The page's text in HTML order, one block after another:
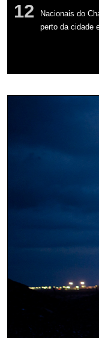
12
Nacionais do
perto da cidade